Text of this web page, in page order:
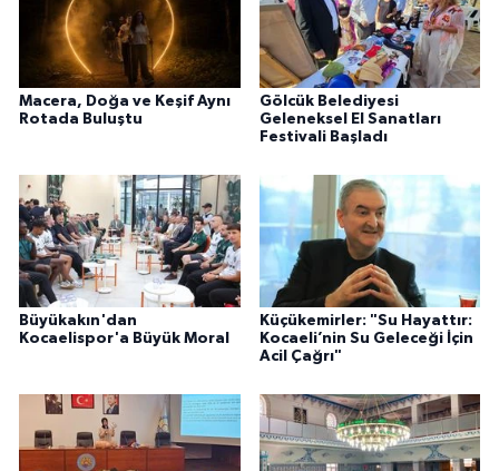
Macera, Doğa ve Keşif Aynı
Rotada Buluştu
Gölcük Belediyesi
Geleneksel El Sanatları
Festivali Başladı
Büyükakın'dan
Kocaelispor'a Büyük Moral
Küçükemirler: "Su Hayattır:
Kocaeli’nin Su Geleceği İçin
Acil Çağrı"